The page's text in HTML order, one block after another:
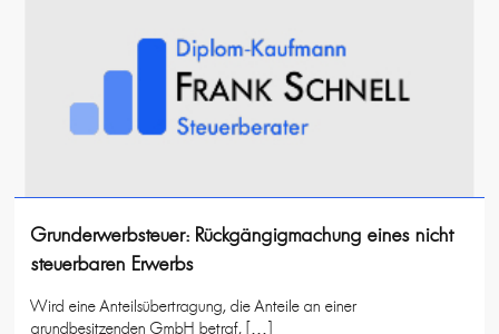
Grunderwerbsteuer: Rückgängigmachung eines nicht
steuerbaren Erwerbs
Wird eine Anteilsübertragung, die Anteile an einer
grundbesitzenden GmbH betraf, […]